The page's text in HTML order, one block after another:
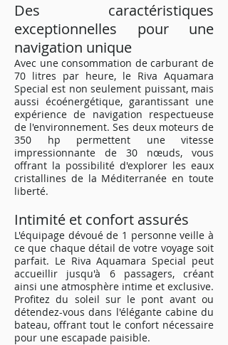
Des caractéristiques
exceptionnelles pour une
navigation unique
Avec une consommation de carburant de
70 litres par heure, le Riva Aquamara
Special est non seulement puissant, mais
aussi écoénergétique, garantissant une
expérience de navigation respectueuse
de l'environnement. Ses deux moteurs de
350 hp permettent une vitesse
impressionnante de 30 nœuds, vous
offrant la possibilité d'explorer les eaux
cristallines de la Méditerranée en toute
liberté.
Intimité et confort assurés
L'équipage dévoué de 1 personne veille à
ce que chaque détail de votre voyage soit
parfait. Le Riva Aquamara Special peut
accueillir jusqu'à 6 passagers, créant
ainsi une atmosphère intime et exclusive.
Profitez du soleil sur le pont avant ou
détendez-vous dans l'élégante cabine du
bateau, offrant tout le confort nécessaire
pour une escapade paisible.